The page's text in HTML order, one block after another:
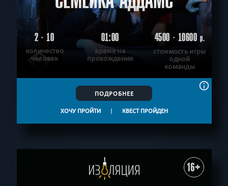
2 - 10
количество
человек
01:00
время на
прохождение
4500 - 10600р.
стоимость игры
одной
команды
ПОДРОБНЕЕ
ХОЧУ ПРОЙТИ | КВЕСТ ПРОЙДЕН
16+